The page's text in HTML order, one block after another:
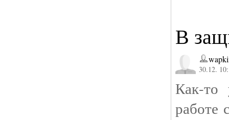
В
30.12.
Как-то
работе